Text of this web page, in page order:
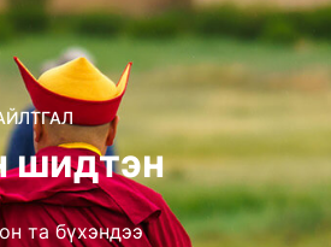
шидтэн
та бүхэндээ